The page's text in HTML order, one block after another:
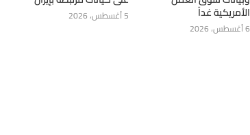
الأمريكية غداً
6 أغسطس، 2026
5 أغسطس، 2026